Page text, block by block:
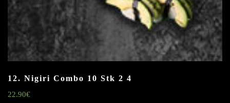
12. Nigiri Combo 10 Stk 2 4
22.90€